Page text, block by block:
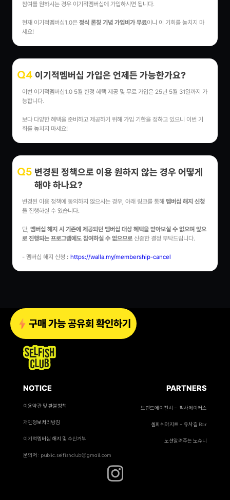
참여를 원하시는 경우 이기적멤버십에 가입하시면 됩니다.
현재 이기적멤버십1.0은 정식 론칭 기념 가입비가 무료이니 이 기회를 놓치지 마
세요!
Q4 이기적멤버십 가입은 언제든 가능한가요?
이번 이기적멤버십1.0 5월 한정 혜택 제공 및 무료 가입은 25년 5월 31일까지 가
능합니다.
보다 다양한 혜택을 준비하고 제공하기 위해 가입 기한을 정하고 있으니 이번 기
회를 놓치지 마세요!
Q5 변경된 정책으로 이용 원하지 않는 경우 어떻게
해야 하나요?
변경된 이용 정책에 동의하지 않으시는 경우, 아래 링크를 통해 멤버십 해지 신청
을 진행하실 수 있습니다.
단, 멤버십 해지 시 기존에 제공되던 멤버십 대상 혜택을 받아보실 수 없으며 앞으
로 진행되는 프로그램에도 참여하실 수 없으므로 신중한 결정 부탁드립니다.
- 멤버십 해지 신청 : https://walla.my/membership-cancel
구매 가능 공유회 확인하기
NOTICE PARTNERS
이용약관 및 환불정책 브랜드에이전시 - 픽사메이커스
개인정보처리방침 셀피쉬아지트 - 유사길 Bar
이기적멤버십 해지 및 수신거부 노션알려주는 노슈니
문의처 : public.selfishclub@gmail.com